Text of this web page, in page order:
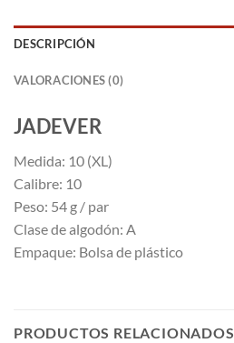
DESCRIPCIÓN
VALORACIONES (0)
JADEVER
Medida: 10 (XL)
Calibre: 10
Peso: 54 g / par
Clase de algodón: A
Empaque: Bolsa de plástico
PRODUCTOS RELACIONADOS